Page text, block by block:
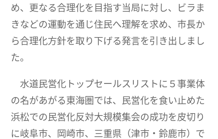
め、更なる合理化を目指す当局に対し、ビラま
きなどの運動を通じ住民へ理解を求め、市長か
ら合理化方針を取り下げる発言を引き出しまし
た。
水道民営化トップセールスリストに５事業体
の名があがる東海圏では、民営化を食い止めた
浜松での民営化反対大規模集会の成功を皮切り
に岐阜市、岡崎市、三重県（津市・鈴鹿市）で